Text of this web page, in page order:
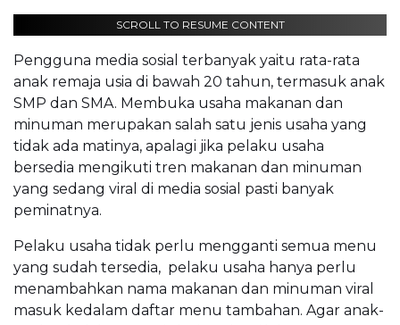
SCROLL TO RESUME CONTENT
Pengguna media sosial terbanyak yaitu rata-rata
anak remaja usia di bawah 20 tahun, termasuk anak
SMP dan SMA. Membuka usaha makanan dan
minuman merupakan salah satu jenis usaha yang
tidak ada matinya, apalagi jika pelaku usaha
bersedia mengikuti tren makanan dan minuman
yang sedang viral di media sosial pasti banyak
peminatnya.
Pelaku usaha tidak perlu mengganti semua menu
yang sudah tersedia, pelaku usaha hanya perlu
menambahkan nama makanan dan minuman viral
masuk kedalam daftar menu tambahan. Agar anak-